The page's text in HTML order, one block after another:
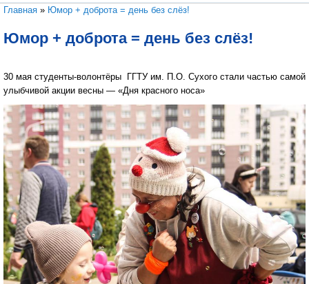
Вы здесь
Главная » Юмор + доброта = день без слёз!
Юмор + доброта = день без слёз!
30 мая студенты-волонтёры ГГТУ им. П.О. Сухого стали частью самой
улыбчивой акции весны — «Дня красного носа»